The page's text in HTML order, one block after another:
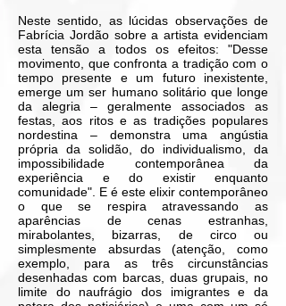
Neste sentido, as lúcidas observações de
Fabrícia Jordão sobre a artista evidenciam
esta tensão a todos os efeitos: "Desse
movimento, que confronta a tradição com o
tempo presente e um futuro inexistente,
emerge um ser humano solitário que longe
da alegria – geralmente associados as
festas, aos ritos e as tradições populares
nordestina – demonstra uma angústia
própria da solidão, do individualismo, da
impossibilidade contemporânea da
experiência e do existir enquanto
comunidade". E é este elixir contemporâneo
o que se respira atravessando as
aparências de cenas estranhas,
mirabolantes, bizarras, de circo ou
simplesmente absurdas (atenção, como
exemplo, para as três circunstâncias
desenhadas com barcas, duas grupais, no
limite do naufrágio dos imigrantes e da